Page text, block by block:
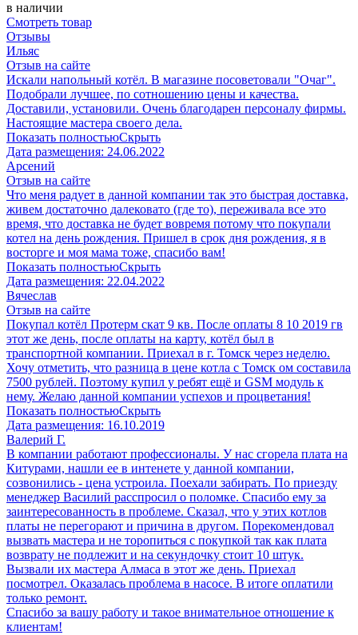
в наличии
Смотреть товар
Отзывы
Ильяс
Отзыв на сайте
Искали напольный котёл. В магазине посоветовали "Очаг".
Подобрали лучшее, по сотношению цены и качества.
Доставили, установили. Очень благодарен персоналу фирмы.
Настоящие мастера своего дела.
Показать полностьюСкрыть
Дата размещения: 24.06.2022
Арсений
Отзыв на сайте
Что меня радует в данной компании так это быстрая доставка,
живем достаточно далековато (где то), переживала все это
время, что доставка не будет вовремя потому что покупали
котел на день рождения. Пришел в срок дня рождения, я в
восторге и моя мама тоже, спасибо вам!
Показать полностьюСкрыть
Дата размещения: 22.04.2022
Вячеслав
Отзыв на сайте
Покупал котёл Протерм скат 9 кв. После оплаты 8 10 2019 гв
этот же день, после оплаты на карту, котёл был в
транспортной компании. Приехал в г. Томск через неделю.
Хочу отметить, что разница в цене котла с Томск ом составила
7500 рублей. Поэтому купил у ребят ещё и GSM модуль к
нему. Желаю данной компании успехов и процветания!
Показать полностьюСкрыть
Дата размещения: 16.10.2019
Валерий Г.
В компании работают профессионалы. У нас сгорела плата на
Китурами, нашли ее в интенете у данной компании,
созвонились - цена устроила. Поехали забирать. По приезду
менеджер Василий расспросил о поломке. Спасибо ему за
заинтересованность в проблеме. Сказал, что у этих котлов
платы не перегорают и причина в другом. Порекомендовал
вызвать мастера и не торопиться с покупкой так как плата
возврату не подлежит и на секундочку стоит 10 штук.
Вызвали их мастера Алмаса в этот же день. Приехал
посмотрел. Оказалась проблема в насосе. В итоге оплатили
только ремонт.
Спасибо за вашу работу и такое внимательное отношение к
клиентам!